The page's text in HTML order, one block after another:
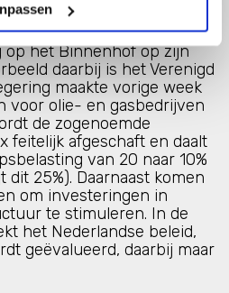
en laatstelijk
bij het geplaagde Delta.
op het Binnenhof op zijn
daarbij is het Verenigd
maakte vorige week
voor olie- en gasbedrijven
de zogenoemde
feitelijk afgeschaft en daalt
van 20 naar 10%
dit 25%). Daarnaast komen
om investeringen in
te stimuleren. In de
het Nederlandse beleid,
geëvalueerd, daarbij maar